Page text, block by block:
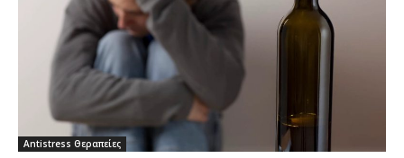
Antistress Θεραπείες